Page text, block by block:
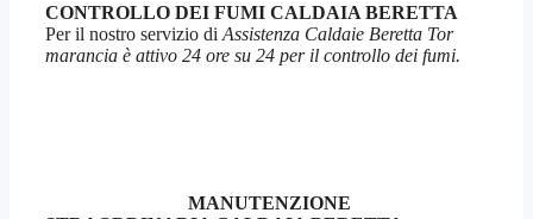
CONTROLLO DEI FUMI CALDAIA BERETTA
Per il nostro servizio di Assistenza Caldaie Beretta Tor
marancia è attivo 24 ore su 24 per il controllo dei fumi.
MANUTENZIONE